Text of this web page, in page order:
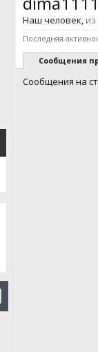
Наш человек, из
Последняя
Сообщения
Сообщения на